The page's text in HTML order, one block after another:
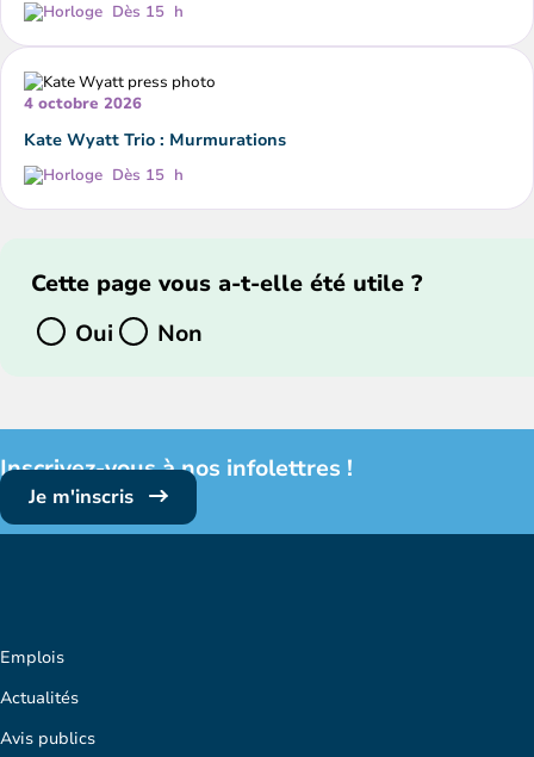
Dès 15 h
4 octobre 2026
Kate Wyatt Trio : Murmurations
Dès 15 h
Cette page vous a-t-elle été utile ?
Oui
Non
Inscrivez-vous à nos infolettres !
Je m'inscris
Emplois
Actualités
Avis publics